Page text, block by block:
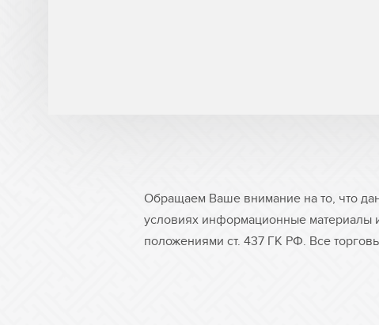
Обращаем Ваше внимание на то, что
условиях информационные материалы
положениями ст. 437 ГК РФ. Все